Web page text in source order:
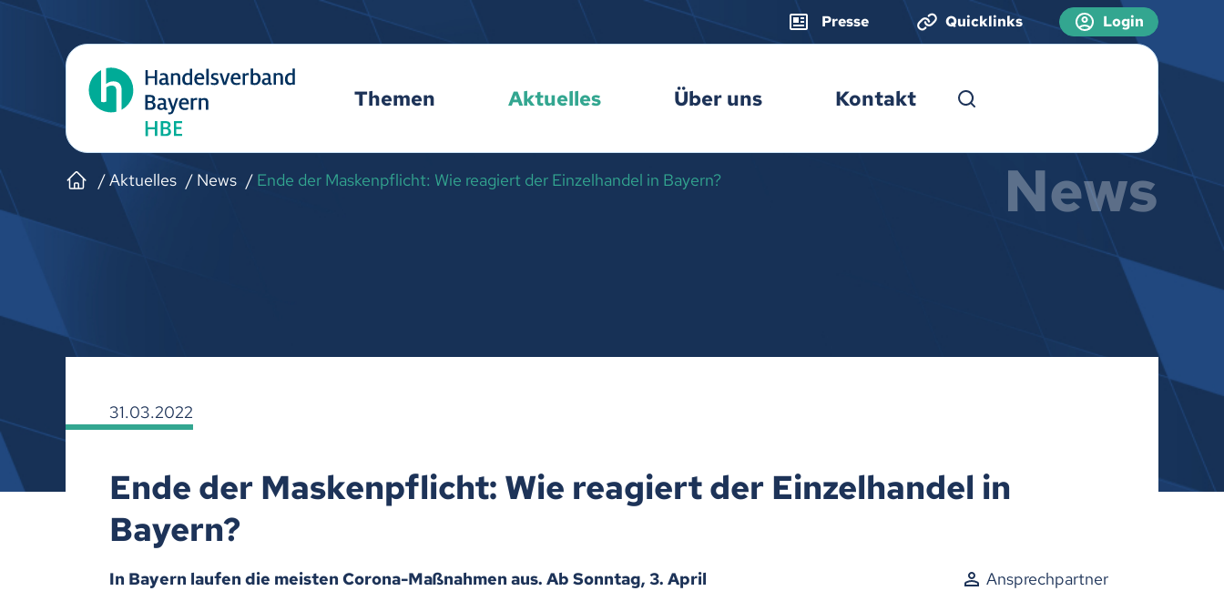
Presse Quicklinks Login
Themen Aktuelles Über uns Kontakt
Aktuelles News Ende der Maskenpflicht: Wie reagiert der Einzelhandel in Bayern? News
31.03.2022
Ende der Maskenpflicht: Wie reagiert der Einzelhandel in
Bayern?
In Bayern laufen die meisten Corona-Maßnahmen aus. Ab Sonntag, 3. April
Ansprechpartner